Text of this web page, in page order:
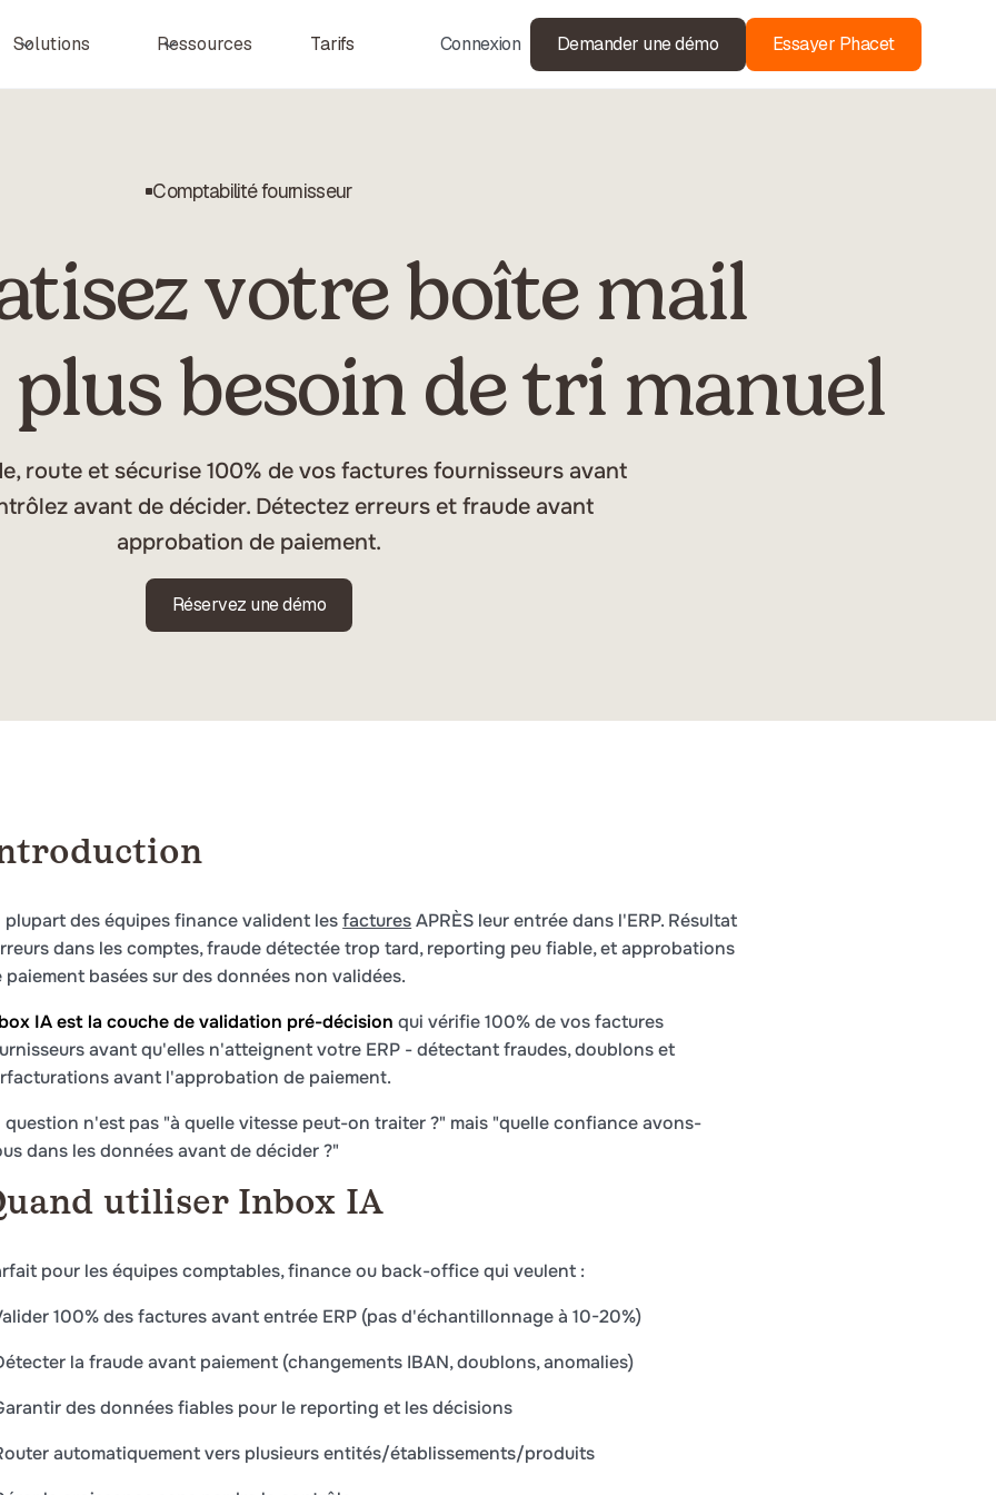
Solutions Ressources Tarifs Connexion Demander une démo Essayer Phacet
Comptabilité fournisseur
votre boîte mail
besoin de tri manuel
route et sécurise 100% de vos factures fournisseurs avant
avant de décider. Détectez erreurs et fraude avant
approbation de paiement.
Réservez une démo
plupart des équipes finance valident lesfacturesAPRÈS leur entrée dans l'ERP. Résultat
dans les comptes, fraude détectée trop tard, reporting peu fiable, et approbations
paiement basées sur des données non validées.
IA est la couche de validation pré-décision qui vérifie 100% de vos factures
avant qu'elles n'atteignent votre ERP - détectant fraudes, doublons et
avant l'approbation de paiement.
question n'est pas "à quelle vitesse peut-on traiter ?" mais "quelle confiance avons-
dans les données avant de décider ?"
utiliser Inbox IA
pour les équipes comptables, finance ou back-office qui veulent :
100% des factures avant entrée ERP (pas d'échantillonnage à 10-20%)
la fraude avant paiement (changements IBAN, doublons, anomalies)
des données fiables pour le reporting et les décisions
automatiquement vers plusieurs entités/établissements/produits